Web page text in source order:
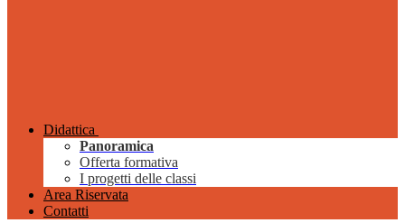
Didattica
Panoramica
Offerta formativa
I progetti delle classi
Area Riservata
Contatti